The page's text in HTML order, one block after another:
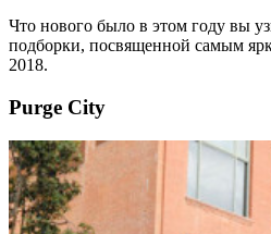
Что нового было в этом году вы
подборки, посвященной самым
2018.
Purge City